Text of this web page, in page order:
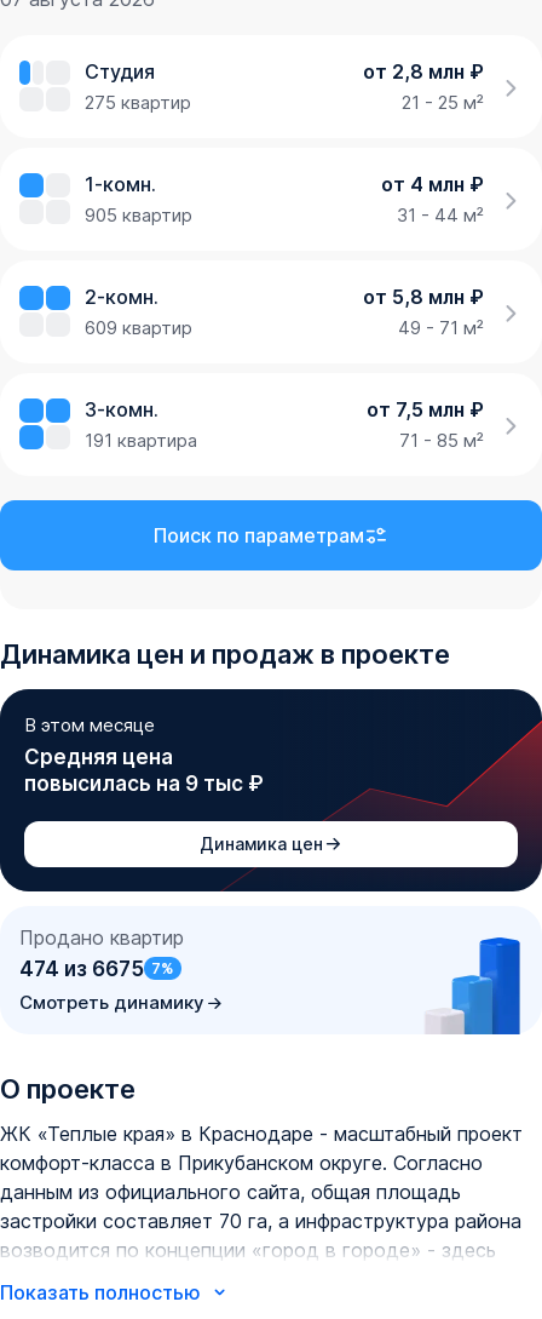
Студия от 2,8 млн ₽
275 квартир 21 - 25 м²
1-комн. от 4 млн ₽
905 квартир 31 - 44 м²
2-комн. от 5,8 млн ₽
609 квартир 49 - 71 м²
3-комн. от 7,5 млн ₽
191 квартира 71 - 85 м²
Поиск по параметрам
Динамика цен и продаж в проекте
В этом месяце
Средняя цена
повысилась на 9 тыс ₽
Динамика цен
Продано квартир
474 из 6675 7%
Смотреть динамику
О проекте
ЖК «Теплые края» в Краснодаре - масштабный проект
комфорт-класса в Прикубанском округе. Согласно
данным из официального сайта, общая площадь
застройки составляет 70 га, а инфраструктура района
возводится по концепции «город в городе» - здесь
культурно-досуговый центр, фитнес-пространство с
Показать полностью